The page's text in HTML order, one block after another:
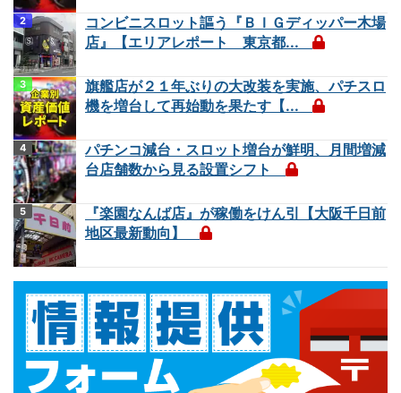
コンビニスロット謳う『ＢＩＧディッパー木場
店』【エリアレポート 東京都...
旗艦店が２１年ぶりの大改装を実施、パチスロ
機を増台して再始動を果たす【...
パチンコ減台・スロット増台が鮮明、月間増減
台店舗数から見る設置シフト
『楽園なんば店』が稼働をけん引【大阪千日前
地区最新動向】